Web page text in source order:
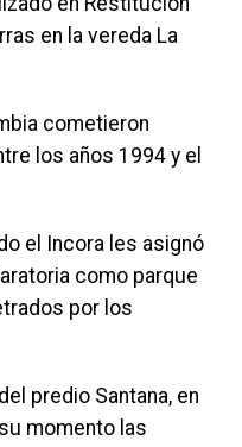
en la vereda La
cometieron
los años 1994 y el
el Incora les asignó
como parque
por los
predio Santana, en
momento las